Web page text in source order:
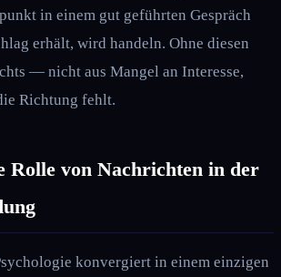
in einem gut geführten Gespräch
erhält, wird handeln. Ohne diesen
— nicht aus Mangel an Interesse,
Richtung fehlt.
Rolle von Nachrichten in der
konvergiert in einem einzigen